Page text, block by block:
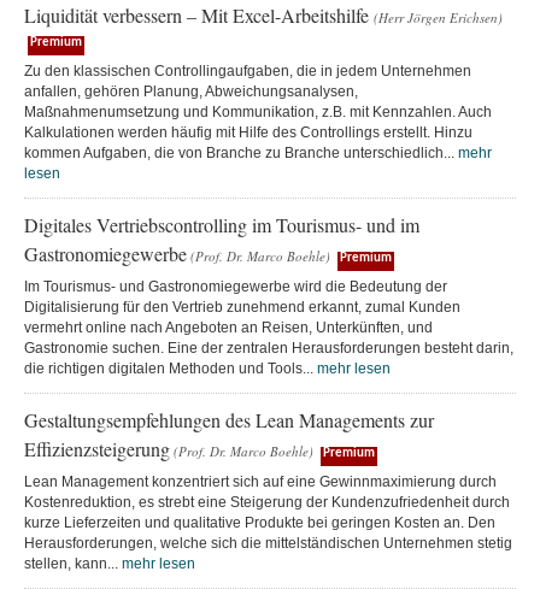
Liquidität verbessern – Mit Excel-Arbeitshilfe (Herr Jörgen Erichsen)
Premium
Zu den klassischen Controllingaufgaben, die in jedem Unternehmen
anfallen, gehören Planung, Abweichungsanalysen,
Maßnahmenumsetzung und Kommunikation, z.B. mit Kennzahlen. Auch
Kalkulationen werden häufig mit Hilfe des Controllings erstellt. Hinzu
kommen Aufgaben, die von Branche zu Branche unterschiedlich... mehr
lesen
Digitales Vertriebscontrolling im Tourismus- und im
Gastronomiegewerbe (Prof. Dr. Marco Boehle) Premium
Im Tourismus- und Gastronomiegewerbe wird die Bedeutung der
Digitalisierung für den Vertrieb zunehmend erkannt, zumal Kunden
vermehrt online nach Angeboten an Reisen, Unterkünften, und
Gastronomie suchen. Eine der zentralen Herausforderungen besteht darin,
die richtigen digitalen Methoden und Tools... mehr lesen
Gestaltungsempfehlungen des Lean Managements zur
Effizienzsteigerung (Prof. Dr. Marco Boehle) Premium
Lean Management konzentriert sich auf eine Gewinnmaximierung durch
Kostenreduktion, es strebt eine Steigerung der Kundenzufriedenheit durch
kurze Lieferzeiten und qualitative Produkte bei geringen Kosten an. Den
Herausforderungen, welche sich die mittelständischen Unternehmen stetig
stellen, kann... mehr lesen